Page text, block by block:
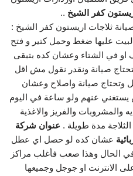
كفر الشيخ ..
ثلاجات اريستون كفر الشيخ :
عليها ضغط وحمل كتير و فتح
او في الشتاء وعشان كده بتبقى
صيانة ونقدر نقول مش اقل
صيانة واصلاح وعشان
عنهم ولو ساعة في اليوم
والمشروبات والفريز والاغذية
مدة طويلة . عنوان شركة
عشان كده لو حصل اي عطل
الحال وهذا صعب فأغلب مراكز
الانترنت او جوجل وجميعها